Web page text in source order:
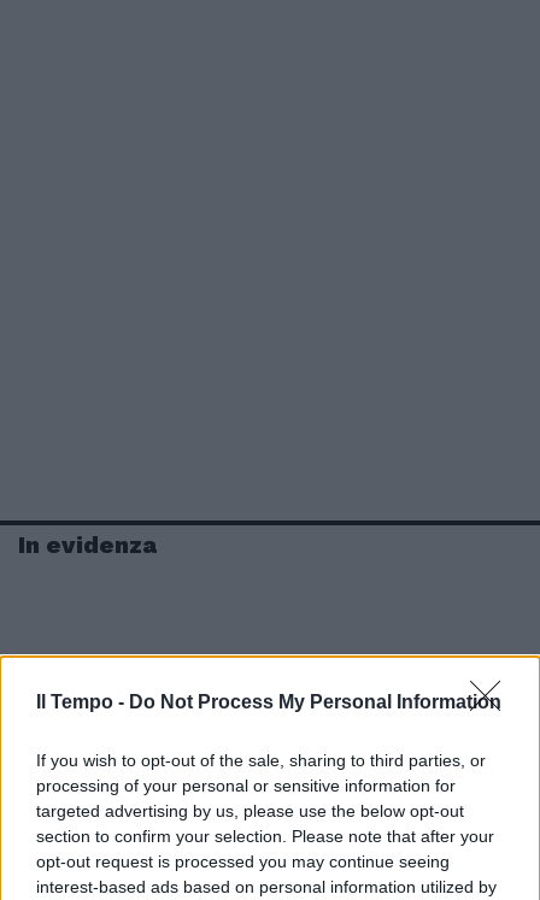
Il Tempo - Do Not Process My Personal Information
If you wish to opt-out of the sale, sharing to third parties, or
processing of your personal or sensitive information for
targeted advertising by us, please use the below opt-out
section to confirm your selection. Please note that after your
opt-out request is processed you may continue seeing
interest-based ads based on personal information utilized by
In evidenza